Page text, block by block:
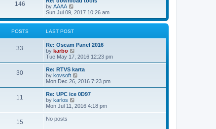
s
p
o
s
h
l
e
s
p
o
s
t
146
by AAAA
i
e
w
a
t
e
s
t
p
o
s
t
Sun Jul 09, 2017 10:26 am
POSTS LAST POST
33
Re: Oscam Panel 2016
by karbo
e
w
t
h
e
a
t
e
Tue May 17, 2016 12:23 pm
30
Re: RTVS karta
by kovsoft
i
e
w
h
Mon Dec 26, 2016 7:23 pm
11
Re: UPC ice 0D97
by karlos
i
e
Mon Jul 11, 2016 4:18 pm
15 No posts